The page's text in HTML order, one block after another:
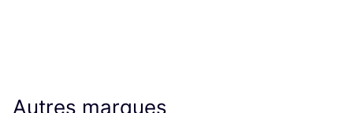
Autres marques